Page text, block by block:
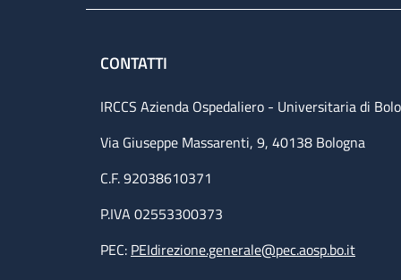
CONTATTI
IRCCS Azienda Ospedaliero - Universitaria di
Via Giuseppe Massarenti, 9, 40138 Bologna
C.F. 92038610371
P.IVA 02553300373
PEC: PEIdirezione.generale@pec.aosp.bo.it